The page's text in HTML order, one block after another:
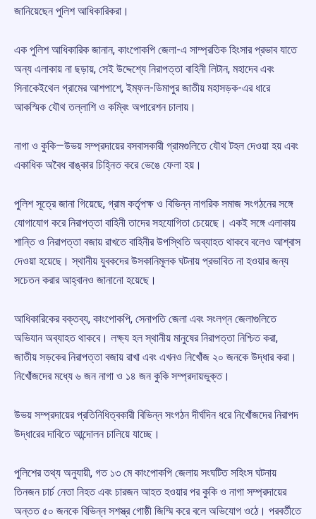
জানিয়েছেন পুলিশ আধিকারিকরা।
এক পুলিশ আধিকারিক জানান, কাংপোকপি জেলা-এ সাম্প্রতিক হিংসার প্রভাব যাতে
অন্য এলাকায় না ছড়ায়, সেই উদ্দেশ্যে নিরাপত্তা বাহিনী লিটান, মহাদেব এবং
সিনাকেইথেল গ্রামের আশপাশে, ইম্ফল-ডিমাপুর জাতীয় মহাসড়ক-এর ধারে
আকস্মিক যৌথ তল্লাশি ও কম্বিং অপারেশন চালায়।
নাগা ও কুকি—উভয় সম্প্রদায়ের বসবাসকারী গ্রামগুলিতে যৌথ টহল দেওয়া হয় এবং
একাধিক অবৈধ বাঙ্কার চিহ্নিত করে ভেঙে ফেলা হয়।
পুলিশ সূত্রে জানা গিয়েছে, গ্রাম কর্তৃপক্ষ ও বিভিন্ন নাগরিক সমাজ সংগঠনের সঙ্গে
যোগাযোগ করে নিরাপত্তা বাহিনী তাদের সহযোগিতা চেয়েছে। একই সঙ্গে এলাকায়
শান্তি ও নিরাপত্তা বজায় রাখতে বাহিনীর উপস্থিতি অব্যাহত থাকবে বলেও আশ্বাস
দেওয়া হয়েছে। স্থানীয় যুবকদের উসকানিমূলক ঘটনায় প্রভাবিত না হওয়ার জন্য
সচেতন করার আহ্বানও জানানো হয়েছে।
আধিকারিকের বক্তব্য, কাংপোকপি, সেনাপতি জেলা এবং সংলগ্ন জেলাগুলিতে
অভিযান অব্যাহত থাকবে। লক্ষ্য হল স্থানীয় মানুষের নিরাপত্তা নিশ্চিত করা,
জাতীয় সড়কের নিরাপত্তা বজায় রাখা এবং এখনও নিখোঁজ ২০ জনকে উদ্ধার করা।
নিখোঁজদের মধ্যে ৬ জন নাগা ও ১৪ জন কুকি সম্প্রদায়ভুক্ত।
উভয় সম্প্রদায়ের প্রতিনিধিত্বকারী বিভিন্ন সংগঠন দীর্ঘদিন ধরে নিখোঁজদের নিরাপদ
উদ্ধারের দাবিতে আন্দোলন চালিয়ে যাচ্ছে।
পুলিশের তথ্য অনুযায়ী, গত ১৩ মে কাংপোকপি জেলায় সংঘটিত সহিংস ঘটনায়
তিনজন চার্চ নেতা নিহত এবং চারজন আহত হওয়ার পর কুকি ও নাগা সম্প্রদায়ের
অন্তত ৫০ জনকে বিভিন্ন সশস্ত্র গোষ্ঠী জিম্মি করে বলে অভিযোগ ওঠে। পরবর্তীতে